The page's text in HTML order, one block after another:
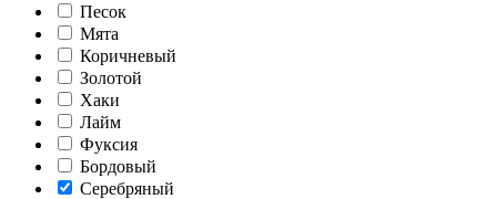
Песок
Мята
Коричневый
Золотой
Хаки
Лайм
Фуксия
Бордовый
Серебряный